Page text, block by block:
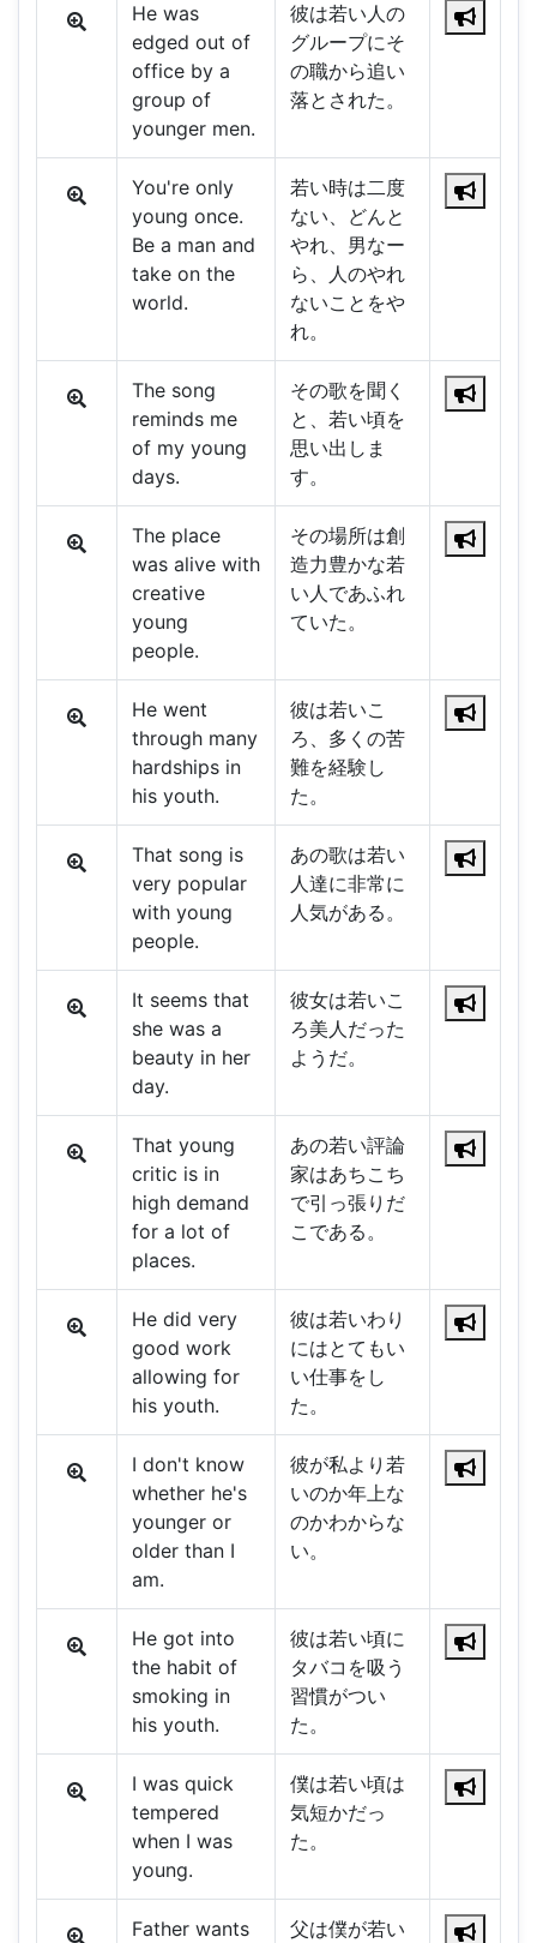
He was
edged out of
office by a
group of
younger men.
彼は若い人の
グループにそ
の職から追い
落とされた。
You're only
young once.
Be a man and
take on the
world.
若い時は二度
ない、どんと
やれ、男なー
ら、人のやれ
ないことをや
れ。
The song
reminds me
of my young
days.
その歌を聞く
と、若い頃を
思い出しま
す。
The place
was alive with
creative
young
people.
その場所は創
造力豊かな若
い人であふれ
ていた。
He went
through many
hardships in
his youth.
彼は若いこ
ろ、多くの苦
難を経験し
た。
That song is
very popular
with young
people.
あの歌は若い
人達に非常に
人気がある。
It seems that
she was a
beauty in her
day.
彼女は若いこ
ろ美人だった
ようだ。
That young
critic is in
high demand
for a lot of
places.
あの若い評論
家はあちこち
で引っ張りだ
こである。
He did very
good work
allowing for
his youth.
彼は若いわり
にはとてもい
い仕事をし
た。
I don't know
whether he's
younger or
older than I
am.
彼が私より若
いのか年上な
のかわからな
い。
He got into
the habit of
smoking in
his youth.
彼は若い頃に
タバコを吸う
習慣がつい
た。
I was quick
tempered
when I was
young.
僕は若い頃は
気短かだっ
た。
Father wants
父は僕が若い